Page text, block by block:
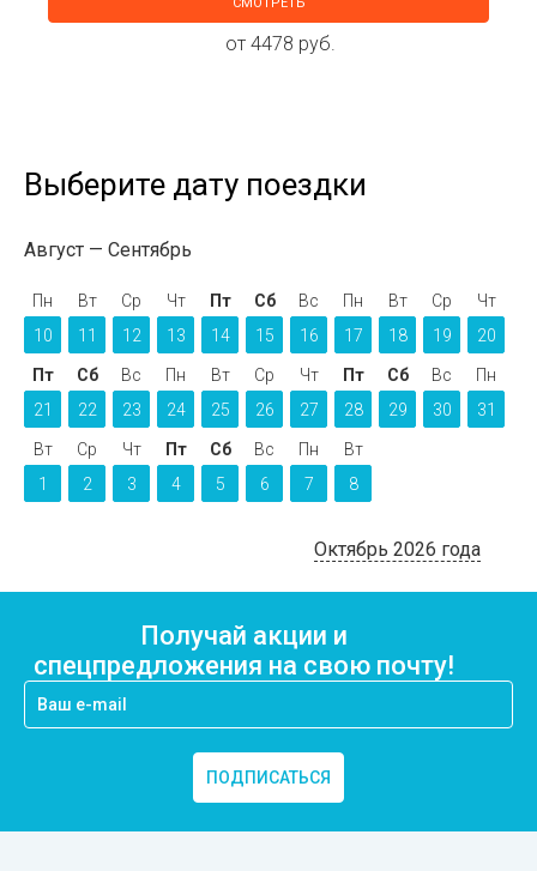
от 4478 руб.
Выберите дату поездки
Август Сентябрь
Пн
10
Вт
11
Ср
12
Чт
13
Пт
14
Сб
15
Вс
16
Пн
17
Вт
18
Ср
19
Чт
20
Пт
21
Сб
22
Вс
23
Пн
24
Вт
25
Ср
26
Чт
27
Пт
28
Сб
29
Вс
30
Пн
31
Вт
1
Ср
2
Чт
3
Пт
4
Сб
5
Вс
6
Пн
7
Вт
8
Октябрь 2026 года
Получай акции и
спецпредложения на свою почту!
ПОДПИСАТЬСЯ